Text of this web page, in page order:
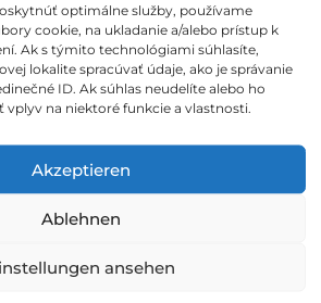
optimálne služby, používame
cookie, na ukladanie a/alebo prístup k
Ak s týmito technológiami súhlasíte,
lokalite spracúvať údaje, ako je správanie
ID. Ak súhlas neudelíte alebo ho
na niektoré funkcie a vlastnosti.
Akzeptieren
Ablehnen
ansehen
2025/06/pasivny-prijem.mp4
prenajímate ho.Príjem z